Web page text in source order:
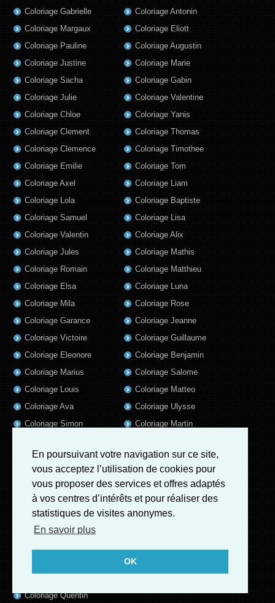
En poursuivant votre navigation sur ce site,
vous acceptez l’utilisation de cookies pour
vous proposer des services et offres adaptés
à vos centres d’intérêts et pour réaliser des
statistiques de visites anonymes.
En savoir plus
OK
Coloriage Gabrielle
Coloriage Antonin
Coloriage Margaux
Coloriage Pauline
Coloriage Justine
Coloriage Sacha
Coloriage Julie
Coloriage Chloe
Coloriage Clement
Coloriage Clemence
Coloriage Emilie
Coloriage Axel
Coloriage Lola
Coloriage Samuel
Coloriage Valentin
Coloriage Jules
Coloriage Romain
Coloriage Elsa
Coloriage Mila
Coloriage Garance
Coloriage Victoire
Coloriage Eleonore
Coloriage Marius
Coloriage Louis
Coloriage Ava
Coloriage Simon
Coloriage Lina
Coloriage Nina
Coloriage Arthur
Coloriage Noe
Coloriage William
Coloriage Eliott
Coloriage Augustin
Coloriage Marie
Coloriage Gabin
Coloriage Valentine
Coloriage Yanis
Coloriage Thomas
Coloriage Timothee
Coloriage Tom
Coloriage Liam
Coloriage Baptiste
Coloriage Lisa
Coloriage Alix
Coloriage Mathis
Coloriage Matthieu
Coloriage Luna
Coloriage Rose
Coloriage Jeanne
Coloriage Guillaume
Coloriage Benjamin
Coloriage Salome
Coloriage Matteo
Coloriage Ulysse
Coloriage Martin
Coloriage Alicia
Coloriage Felix
Coloriage Rayan
Coloriage Iris
Coloriage Quentin